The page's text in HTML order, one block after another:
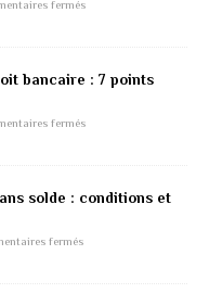
fermés
bancaire : 7 points
fermés
solde : conditions et
fermés